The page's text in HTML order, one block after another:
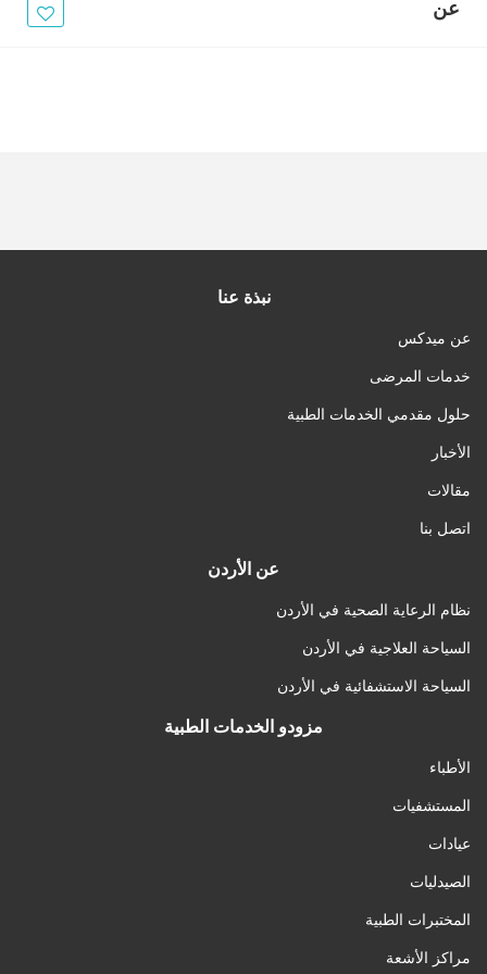
عن
نبذة عنا
عن ميدكس
خدمات المرضى
حلول مقدمي الخدمات الطبية
الأخبار
مقالات
اتصل بنا
عن الأردن
نظام الرعاية الصحية في الأردن
السياحة العلاجية في الأردن
السياحة الاستشفائية في الأردن
مزودو الخدمات الطبية
الأطباء
المستشفيات
عيادات
الصيدليات
المختبرات الطبية
مراكز الأشعة